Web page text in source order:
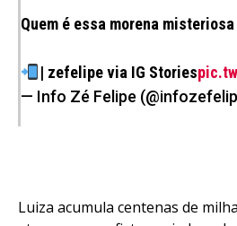
Quem é essa morena misteriosa
| zefelipe via IG Stories
— Info Zé Felipe
Luiza acumula centenas de